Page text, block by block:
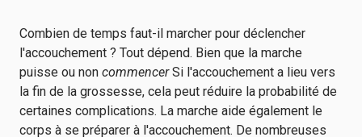
Combien de temps faut-il marcher pour déclencher
l'accouchement ? Tout dépend. Bien que la marche
puisse ou non commencerSi l'accouchement a lieu vers
la fin de la grossesse, cela peut réduire la probabilité de
certaines complications. La marche aide également le
corps à se préparer à l'accouchement. De nombreuses